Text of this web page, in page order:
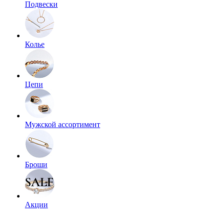
Подвески
Колье
Цепи
Мужской ассортимент
Броши
Акции